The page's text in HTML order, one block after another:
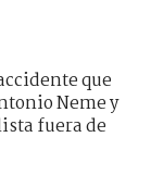
que
Neme y
fuera de